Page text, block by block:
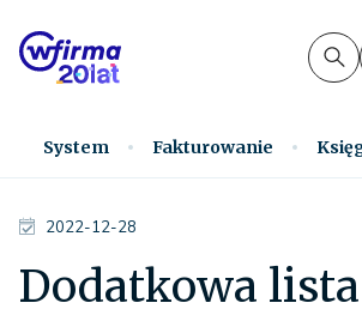
System Fakturowanie
2022-12-28
Dodatkowa lista